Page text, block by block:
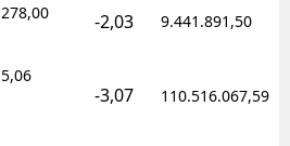
278,00 -2,03 9.441.891,50
5,06
-3,07 110.516.067,59